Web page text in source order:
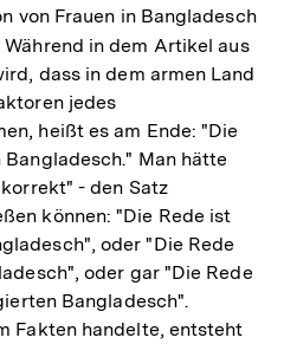
von Frauen in Bangladesch
Während in dem Artikel aus
dass in dem armen Land
jedes
heißt es am Ende: "Die
Man hätte
- den Satz
können: "Die Rede ist
oder "Die Rede
oder gar "Die Rede
Bangladesch".
Fakten handelte, entsteht